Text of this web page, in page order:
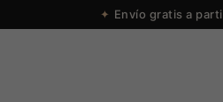
Envío gratis a